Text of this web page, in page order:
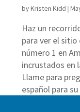
byKristen Kidd |
Haz un
para ver el sitio
número 1 en
incrustados en
Llame para
español para